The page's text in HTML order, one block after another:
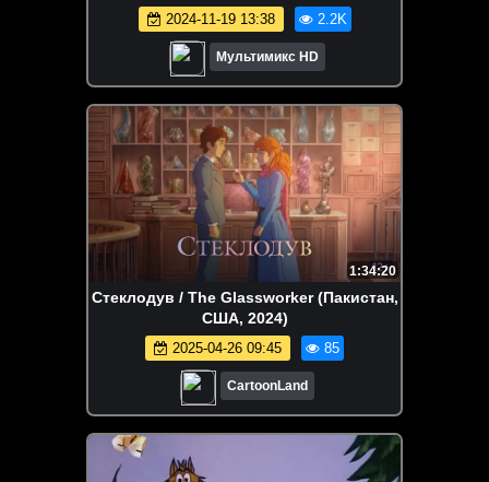
disney сериалы НэтФликс
2024-11-19 13:38 2.2K
Мультимикс HD
1:34:20
Стеклодув / The Glassworker (Пакистан,
США, 2024)
2025-04-26 09:45 85
CartoonLand